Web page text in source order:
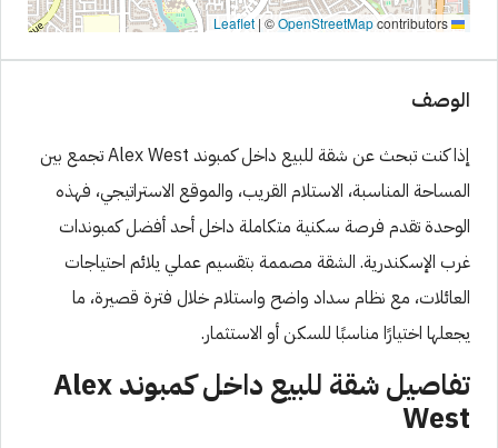
| ©OpenStreetMapcontributors
الوصف
إذا كنت تبحث عن شقة للبيع داخل كمبوند Alex West تجمع بين
المساحة المناسبة، الاستلام القريب، والموقع الاستراتيجي، فهذه
الوحدة تقدم فرصة سكنية متكاملة داخل أحد أفضل كمبوندات
غرب الإسكندرية. الشقة مصممة بتقسيم عملي يلائم احتياجات
العائلات، مع نظام سداد واضح واستلام خلال فترة قصيرة، ما
يجعلها اختيارًا مناسبًا للسكن أو الاستثمار.
تفاصيل شقة للبيع داخل كمبوند Alex
West